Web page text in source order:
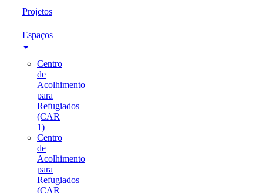
Projetos
Espaços
Centro
de
Acolhimento
para
Refugiados
(CAR
1)
Centro
de
Acolhimento
para
Refugiados
(CAR